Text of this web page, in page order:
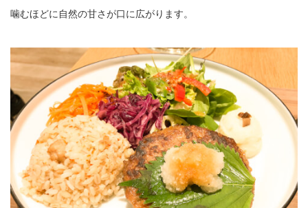
噛むほどに自然の甘さが口に広がります。